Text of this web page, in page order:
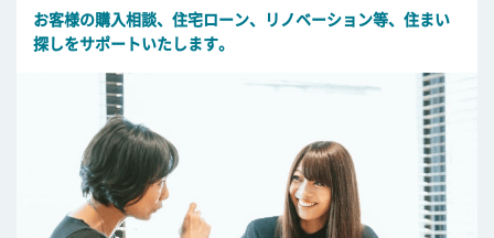
お客様の購入相談、住宅ローン、リノベーション等、住まい
探しをサポートいたします。